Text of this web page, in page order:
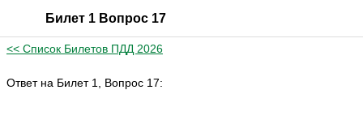
Билет 1 Вопрос 17
<< Список Билетов ПДД 2026
Ответ на Билет 1, Вопрос 17: